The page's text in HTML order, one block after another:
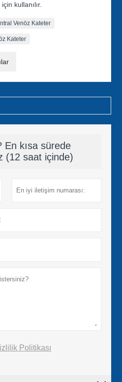
kullanılır.
Venöz Kateter
Kateter
En kısa sürede
(12 saat içinde)
Politikası